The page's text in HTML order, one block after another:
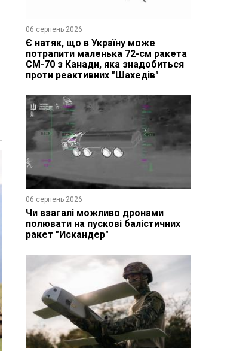
06 серпень 2026
Є натяк, що в Україну може
потрапити маленька 72-см ракета
CM-70 з Канади, яка знадобиться
проти реактивних "Шахедів"
06 серпень 2026
Чи взагалі можливо дронами
полювати на пускові балістичних
ракет "Искандер"